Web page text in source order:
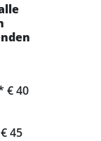
€ 40
45